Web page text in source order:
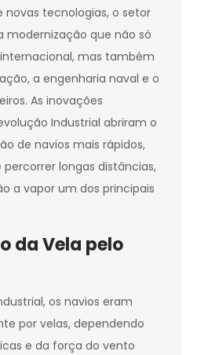
tecnologias, o setor
modernização que não só
mas também
a engenharia naval e o
As inovações
Industrial abriram o
de navios mais rápidos,
longas distâncias,
a vapor um dos principais
da Vela pelo
os navios eram
por velas, dependendo
e da força do vento